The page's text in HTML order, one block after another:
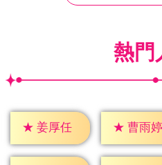
熱門
★ 姜厚任 ★ 曹雨婷